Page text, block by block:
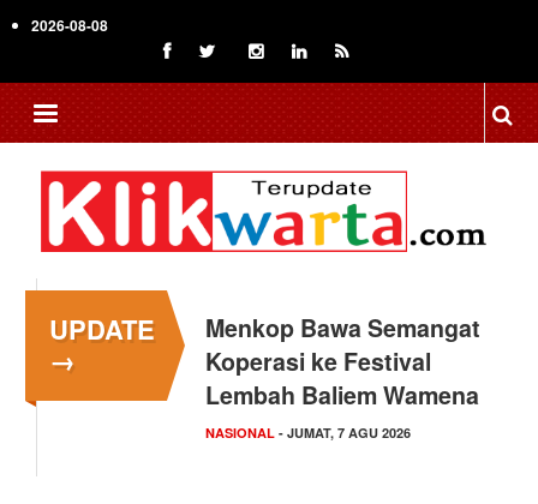
to
content
2026-08-08
UPDATE
→
Menkop Bawa Semangat
Koperasi ke Festival
Lembah Baliem Wamena
NASIONAL - JUMAT, 7 AGU 2026